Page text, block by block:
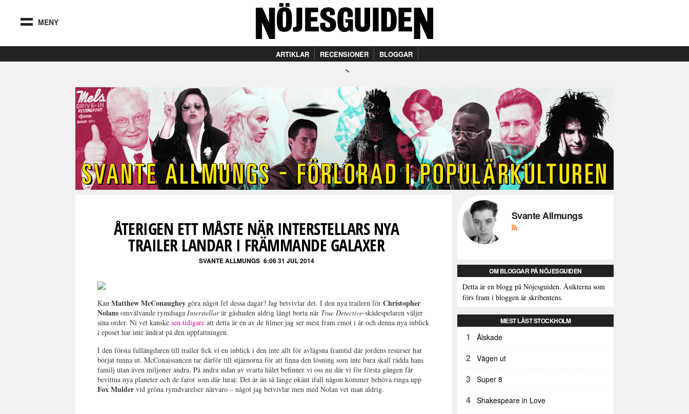
MENY
ARTIKLAR RECENSIONER BLOGGAR
ÅTERIGEN ETT MÅSTE NÄR INTERSTELLARS NYA
TRAILER LANDAR I FRÄMMANDE GALAXER
SVANTE ALLMUNGS 6:06 31 JUL 2014
KanMatthew McConaughey göra något fel dessa dagar? Jag betvivlar det. I den nya trailern förChristopher
Nolans omvälvande rymdsagaInterstellarär gåshuden aldrig långt borta när True Detective-skådespelaren väljer
sina order. Ni vet kanskesen tidigare att detta är en av de filmer jag ser mest fram emot i år och denna nya inblick
i eposet har inte ändrat på den uppfattningen.
I den första fullängdaren till trailer fick vi en inblick i den inte allt för avlägsna framtid där jordens resurser har
börjat tunna ut. McConaissancen tar därför till stjärnorna för att finna den lösning som inte bara skall rädda hans
familj utan även miljoner andra. På andra sidan av svarta hålet befinner vi oss nu där vi för första gången får
bevittna nya planeter och de faror som där lurar. Det är än så länge okänt ifall någon kommer behöva ringa upp
Fox Mulder vid gröna rymdvarelser närvaro – något jag betvivlar men med Nolan vet man aldrig.
Svante Allmungs
OM BLOGGAR PÅ NÖJESGUIDEN
Detta är en blogg på Nöjesguiden. Åsikterna som
förs fram i bloggen är skribentens.
MEST LÄST STOCKHOLM
1 Älskade
2 Vägen ut
3 Super 8
4 Shakespeare in Love